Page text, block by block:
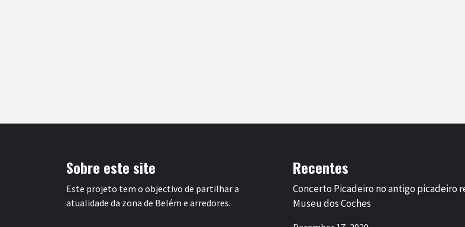
Sobre este site
Este projeto tem o objectivo de partilhar a
atualidade da zona de Belém e arredores.
Recentes
Concerto Picadeiro no antigo picadeiro
Museu dos Coches